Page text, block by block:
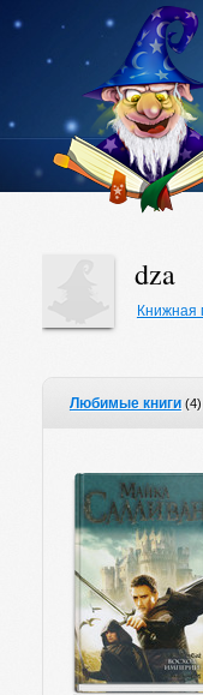
dza
Книжная
Любимые книги (4)